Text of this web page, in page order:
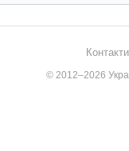
© 2012–2026